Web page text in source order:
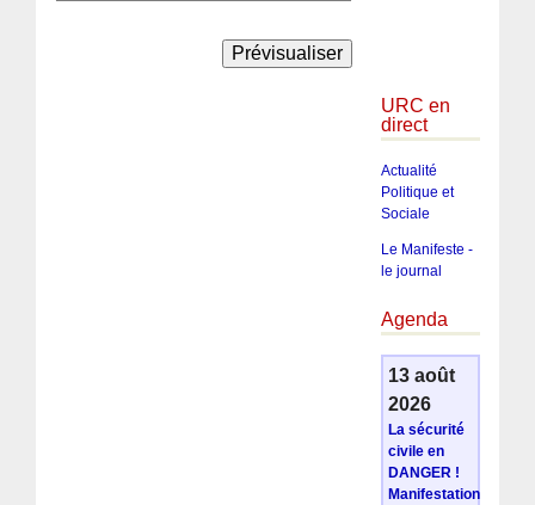
URC en
direct
Actualité
Politique et
Sociale
Le Manifeste -
le journal
Agenda
13 août
2026
La sécurité
civile en
DANGER !
Manifestation